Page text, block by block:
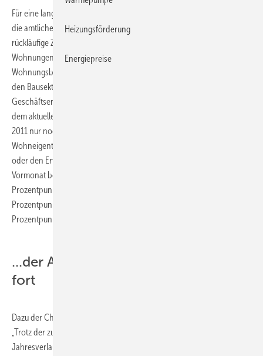
Für eine langsamere Gangart beim Wohnungsneubau sprechen auch
die amtlichen Frühindikatoren der Bauwirtschaft, wie bspw. die zuletzt
rückläufige Zahl der Baugenehmigungen für neu zu errichtende
Wohnungen oder auch die Entwicklung des Auftragseingangs im
Wohnungsbau am aktuellen Rand. Der neueste ifo-Konjunkturtest für
den Bausektor zeigt zudem eine Verschlechterung der
Geschäftserwartungen für die kommenden sechs Monate an. Laut
dem aktuellen KfW-Indikator Eigenheimbau planten im September
2011 nur noch 29,3 % der im Rahmen des KfW-
Wohneigentumsprogramms geförderten Kreditnehmer einen Neubau
oder den Erwerb eines neu gebauten Eigenheims. Gegenüber dem
Vormonat bedeutet dies zwar nur einen leichten Rückgang von 0,7
Prozentpunkten, mit Blick auf die vergangenen sechs Monate (–7,8
Prozentpunkte) oder den entsprechenden Vorjahreszeitraum (–6,9
Prozentpunkte) fällt der Rückgang jedoch deutlicher aus.
...der Aufwärtstrend setzt sich aber
fort
Dazu der Chefvolkswirt der KfW Bankengruppe, Dr. Norbert Irsch:
„Trotz der zu erwartenden nachlassenden Dynamik im weiteren
Jahresverlauf, dürfte der Wohnungsneubau im Gesamtjahr 2011 den
Heizungsförderung
Energiepreise